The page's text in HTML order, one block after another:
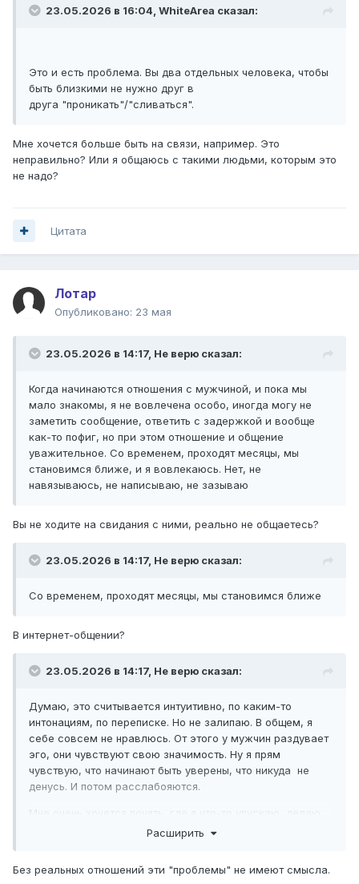
23.05.2026 в 16:04, WhiteArea сказал:
Это и есть проблема. Вы два отдельных человека, чтобы
быть близкими не нужно друг в
друга "проникать"/"сливаться".
Мне хочется больше быть на связи, например. Это
неправильно? Или я общаюсь с такими людьми, которым это
не надо?
Цитата
Лотар
Опубликовано: 23 мая
23.05.2026 в 14:17, Не верю сказал:
Когда начинаются отношения с мужчиной, и пока мы
мало знакомы, я не вовлечена особо, иногда могу не
заметить сообщение, ответить с задержкой и вообще
как-то пофиг, но при этом отношение и общение
уважительное. Со временем, проходят месяцы, мы
становимся ближе, и я вовлекаюсь. Нет, не
навязываюсь, не написываю, не зазываю
Вы не ходите на свидания с ними, реально не общаетесь?
23.05.2026 в 14:17, Не верю сказал:
Со временем, проходят месяцы, мы становимся ближе
В интернет-общении?
23.05.2026 в 14:17, Не верю сказал:
Думаю, это считывается интуитивно, по каким-то
интонациям, по переписке. Но не залипаю. В общем, я
себе совсем не нравлюсь. От этого у мужчин раздувает
эго, они чувствуют свою значимость. Ну я прям
чувствую, что начинают быть уверены, что никуда не
денусь. И потом расслабояются.
Мне очень хочется понять, где я что-то упускаю, делаю
ошибку и возвожу мужчину на пьедестал.
Расширить
Без реальных отношений эти "проблемы" не имеют смысла.